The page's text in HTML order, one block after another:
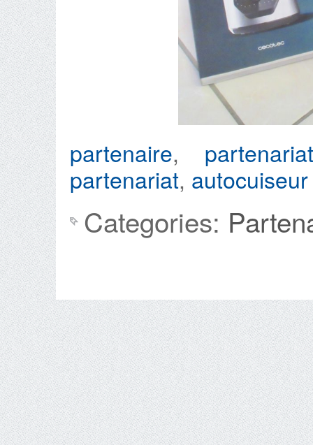
partenaire,
partenariat, autocuiseur
Categories: